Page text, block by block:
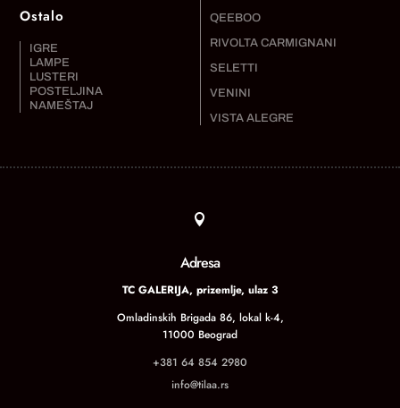
Ostalo
IGRE
LAMPE
LUSTERI
POSTELJINA
NAMEŠTAJ
QEEBOO
RIVOLTA CARMIGNANI
SELETTI
VENINI
VISTA ALEGRE

Adresa
TC GALERIJA, prizemlje, ulaz 3
Omladinskih Brigada 86, lokal k-4,
11000 Beograd
+381 64 854 2980
info@tilaa.rs